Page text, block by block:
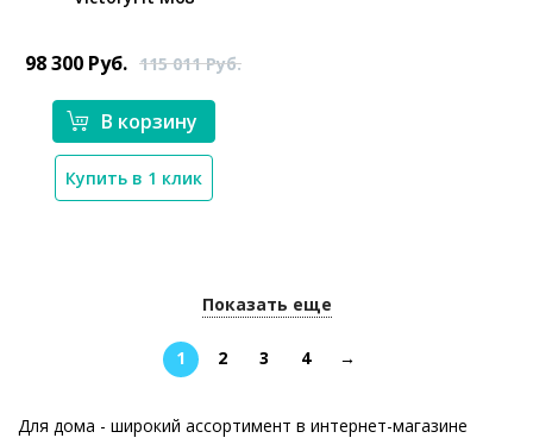
98 300 Руб. 115 011Руб.
В корзину
Купить в 1 клик
Показать еще
1 2 3 4 →
Для дома - широкий ассортимент в интернет-магазине